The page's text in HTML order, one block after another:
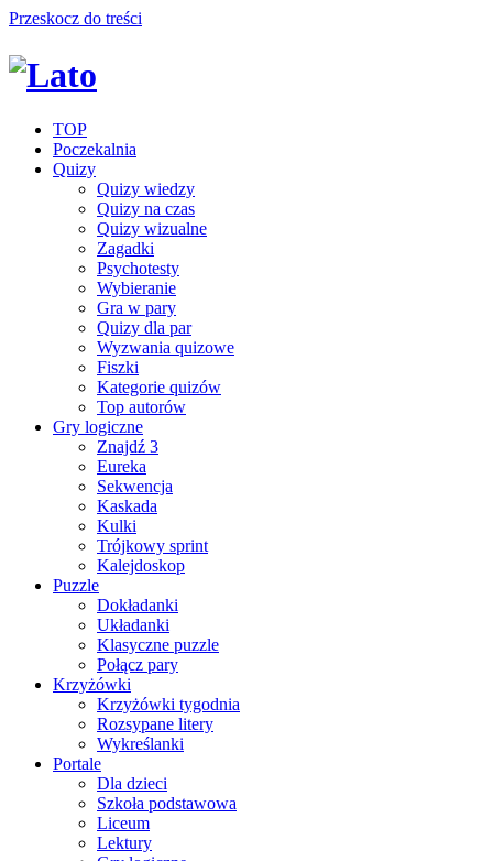
Przeskocz do treści
TOP
Poczekalnia
Quizy
Quizy wiedzy
Quizy na czas
Quizy wizualne
Zagadki
Psychotesty
Wybieranie
Gra w pary
Quizy dla par
Wyzwania quizowe
Fiszki
Kategorie quizów
Top autorów
Gry logiczne
Znajdź 3
Eureka
Sekwencja
Kaskada
Kulki
Trójkowy sprint
Kalejdoskop
Puzzle
Dokładanki
Układanki
Klasyczne puzzle
Połącz pary
Krzyżówki
Krzyżówki tygodnia
Rozsypane litery
Wykreślanki
Portale
Dla dzieci
Szkoła podstawowa
Liceum
Lektury